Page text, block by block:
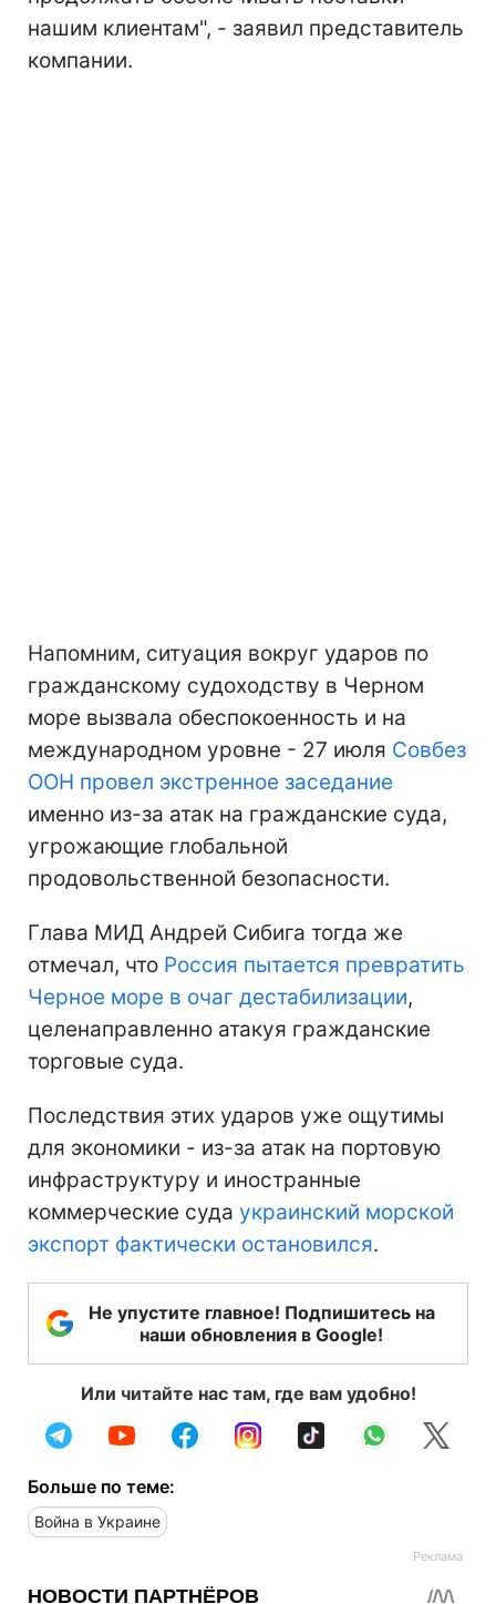
нашим клиентам", - заявил представитель
компании.
Напомним, ситуация вокруг ударов по
гражданскому судоходству в Черном
море вызвала обеспокоенность и на
международном уровне - 27 июля Совбез
ООН провел экстренное заседание
именно из-за атак на гражданские суда,
угрожающие глобальной
продовольственной безопасности.
Глава МИД Андрей Сибига тогда же
отмечал, что Россия пытается превратить
Черное море в очаг дестабилизации,
целенаправленно атакуя гражданские
торговые суда.
Последствия этих ударов уже ощутимы
для экономики - из-за атак на портовую
инфраструктуру и иностранные
коммерческие суда украинский морской
экспорт фактически остановился.
Не упустите главное! Подпишитесь на
наши обновления в Google!
Или читайте нас там, где вам удобно!
Больше по теме:
Война в Украине